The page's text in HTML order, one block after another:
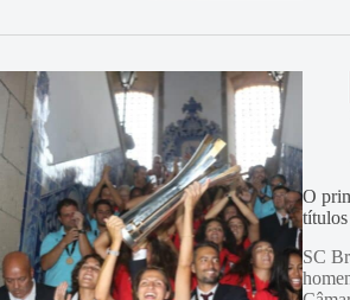
O
títulos
SC